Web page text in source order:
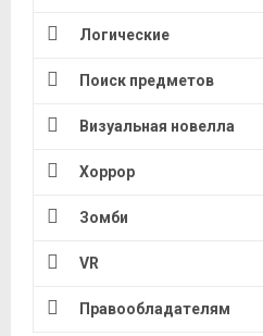
Логические
Поиск предметов
Визуальная новелла
Хоррор
Зомби
VR
Правообладателям